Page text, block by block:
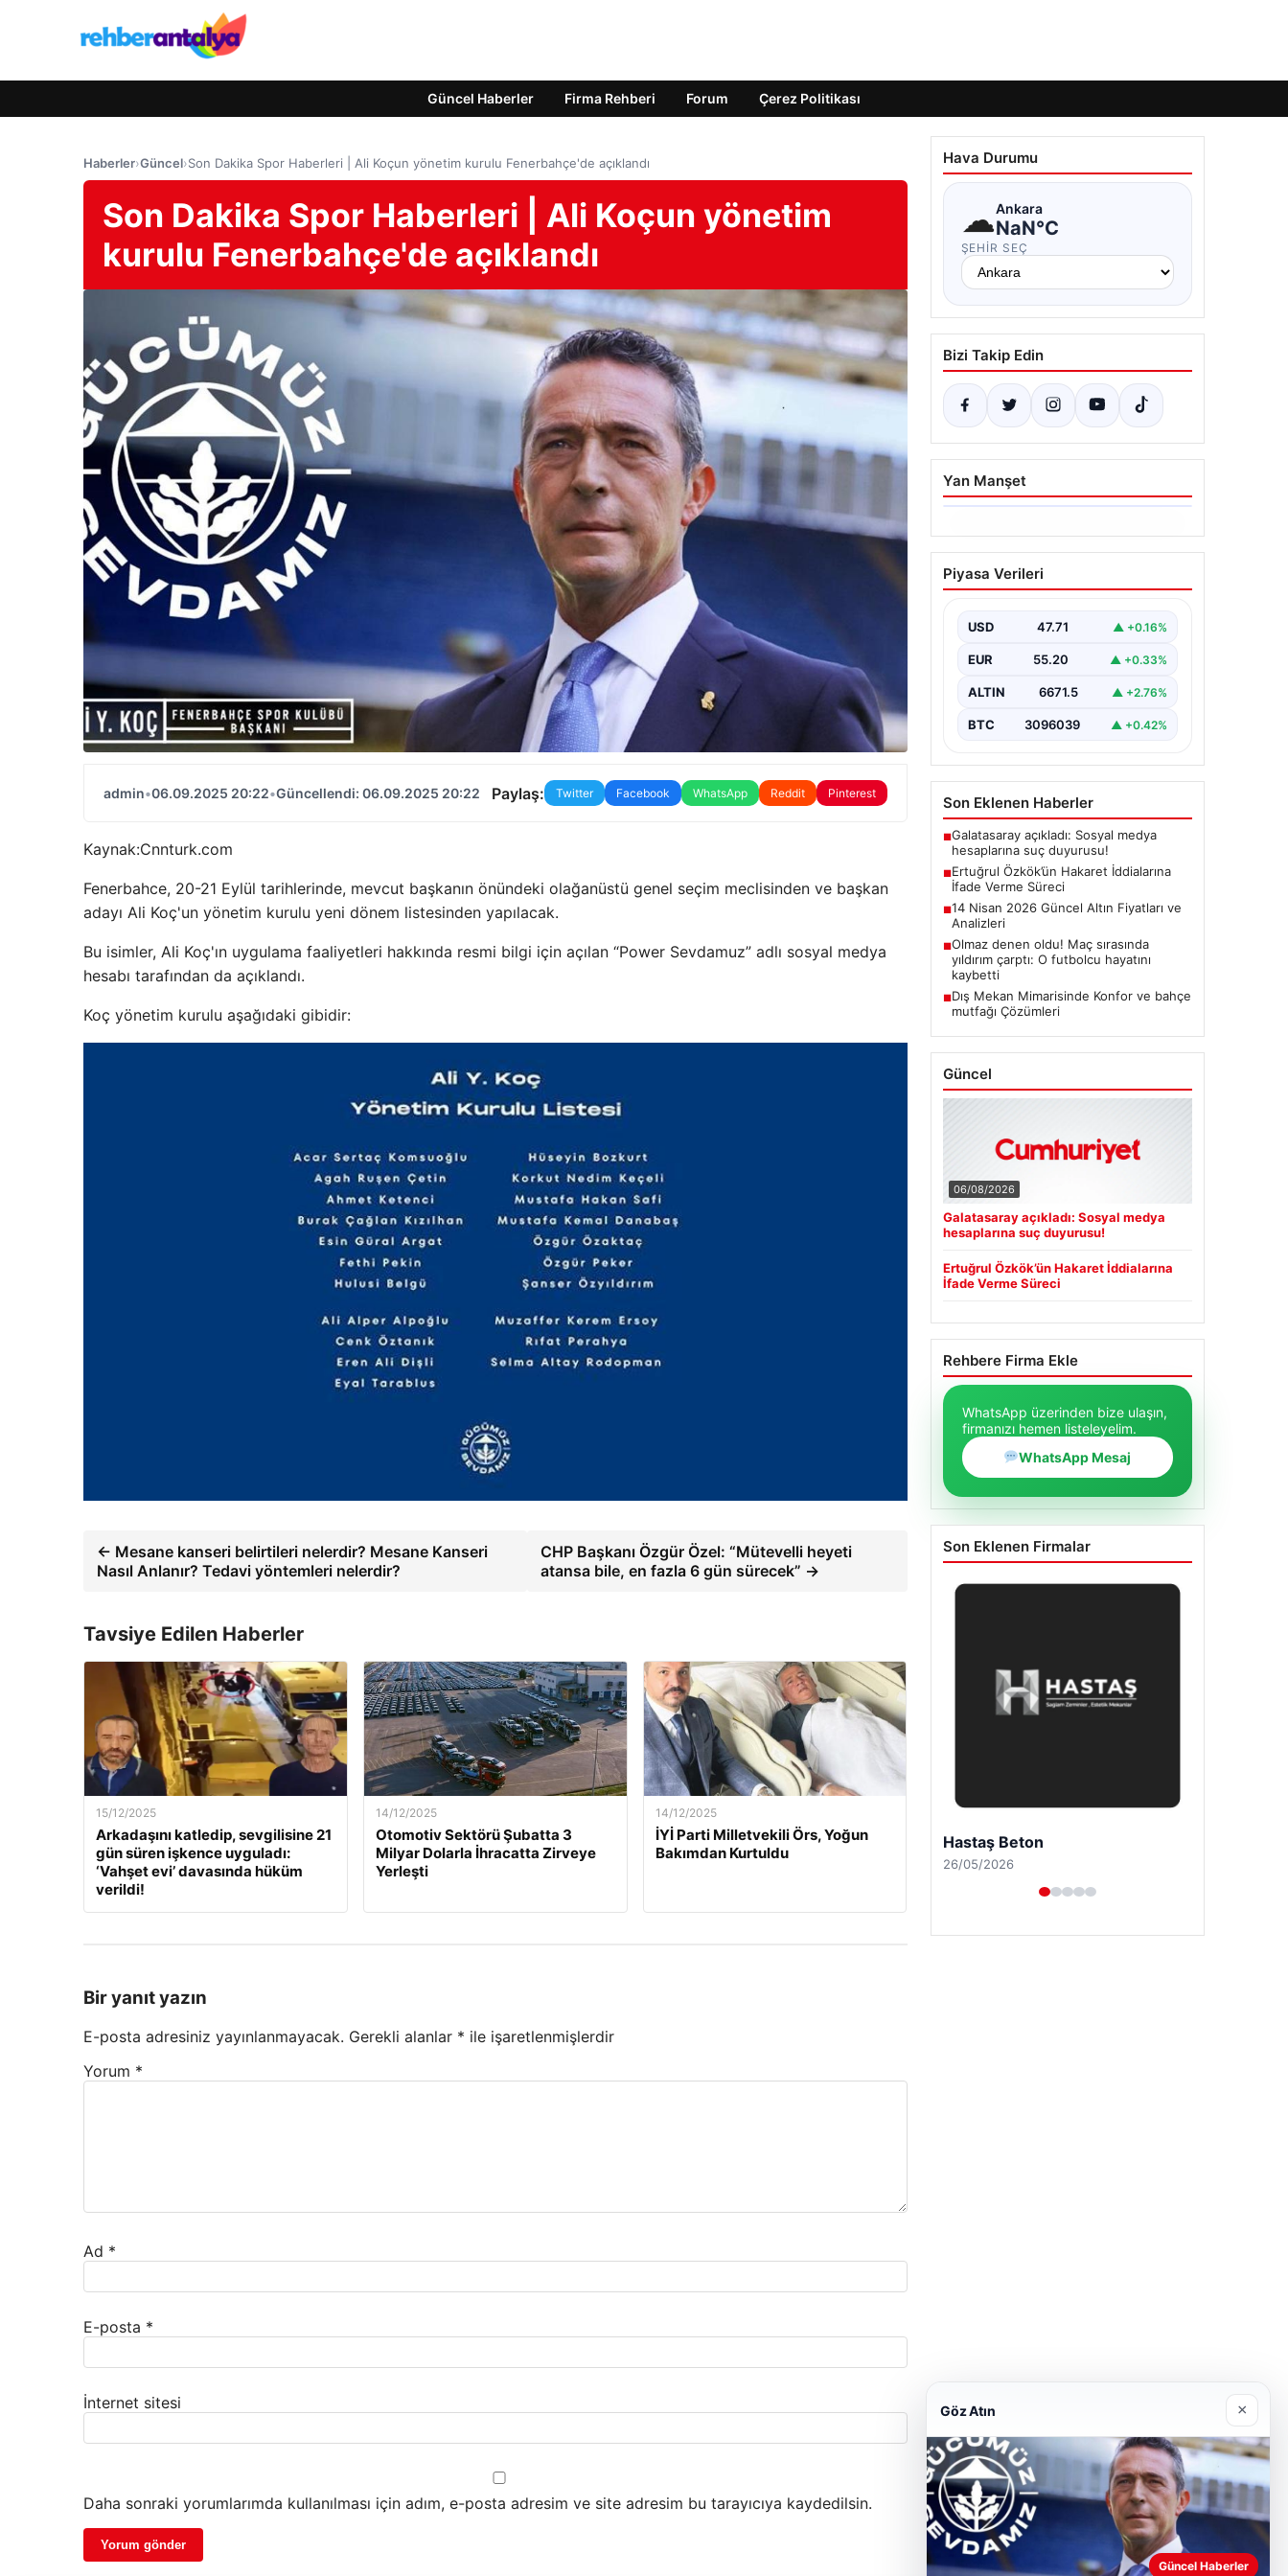
Güncel Haberler Firma Rehberi Forum Çerez Politikası
Haberler›Güncel›Son Dakika Spor Haberleri | Ali Koçun yönetim kurulu Fenerbahçe'de açıklandı
Son Dakika Spor Haberleri | Ali Koçun yönetim
kurulu Fenerbahçe'de açıklandı
admin•06.09.2025 20:22•Güncellendi: 06.09.2025 20:22 Paylaş: Twitter Facebook WhatsApp Reddit Pinterest
Kaynak:Cnnturk.com
Fenerbahce, 20-21 Eylül tarihlerinde, mevcut başkanın önündeki olağanüstü genel seçim meclisinden ve başkan
adayı Ali Koç'un yönetim kurulu yeni dönem listesinden yapılacak.
Bu isimler, Ali Koç'ın uygulama faaliyetleri hakkında resmi bilgi için açılan “Power Sevdamuz” adlı sosyal medya
hesabı tarafından da açıklandı.
Koç yönetim kurulu aşağıdaki gibidir:
← Mesane kanseri belirtileri nelerdir? Mesane Kanseri
Nasıl Anlanır? Tedavi yöntemleri nelerdir?
CHP Başkanı Özgür Özel: “Mütevelli heyeti
atansa bile, en fazla 6 gün sürecek” →
Tavsiye Edilen Haberler
15/12/2025
Arkadaşını katledip, sevgilisine 21
gün süren işkence uyguladı:
‘Vahşet evi’ davasında hüküm
verildi!
14/12/2025
Otomotiv Sektörü Şubatta 3
Milyar Dolarla İhracatta Zirveye
Yerleşti
14/12/2025
İYİ Parti Milletvekili Örs, Yoğun
Bakımdan Kurtuldu
Bir yanıt yazın
E-posta adresiniz yayınlanmayacak. Gerekli alanlar * ile işaretlenmişlerdir
Yorum *
Ad *
E-posta *
İnternet sitesi
Daha sonraki yorumlarımda kullanılması için adım, e-posta adresim ve site adresim bu tarayıcıya kaydedilsin.
Hava Durumu
☁Ankara
NaN°C
ŞEHIR SEÇ
Bizi Takip Edin
Yan Manşet
06.08.2026
Ertuğrul Özkök’ün
Hakaret İddialarına İfade
Ünlü gazeteci ve yazar Ertuğrul
iddialarıyla yürütülen soruşturma
Piyasa Verileri
USD 47.71 ▲ +0.16%
EUR 55.20 ▲ +0.33%
ALTIN 6671.5 ▲ +2.76%
BTC 3096039 ▲ +0.42%
Son Eklenen Haberler
■Galatasaray açıkladı: Sosyal medya
hesaplarına suç duyurusu!
■Ertuğrul Özkök’ün Hakaret İddialarına
İfade Verme Süreci
■14 Nisan 2026 Güncel Altın Fiyatları ve
Analizleri
■Olmaz denen oldu! Maç sırasında
yıldırım çarptı: O futbolcu hayatını
kaybetti
■Dış Mekan Mimarisinde Konfor ve bahçe
mutfağı Çözümleri
Güncel
06/08/2026
Galatasaray açıkladı: Sosyal medya
hesaplarına suç duyurusu!
Ertuğrul Özkök’ün Hakaret İddialarına
İfade Verme Süreci
Rehbere Firma Ekle
WhatsApp üzerinden bize ulaşın,
firmanızı hemen listeleyelim.
WhatsApp Mesaj
Son Eklenen Firmalar
Enes Kaplan Avukatlık Bürosu
28/04/2026
Göz Atın ×
Güncel Haberler